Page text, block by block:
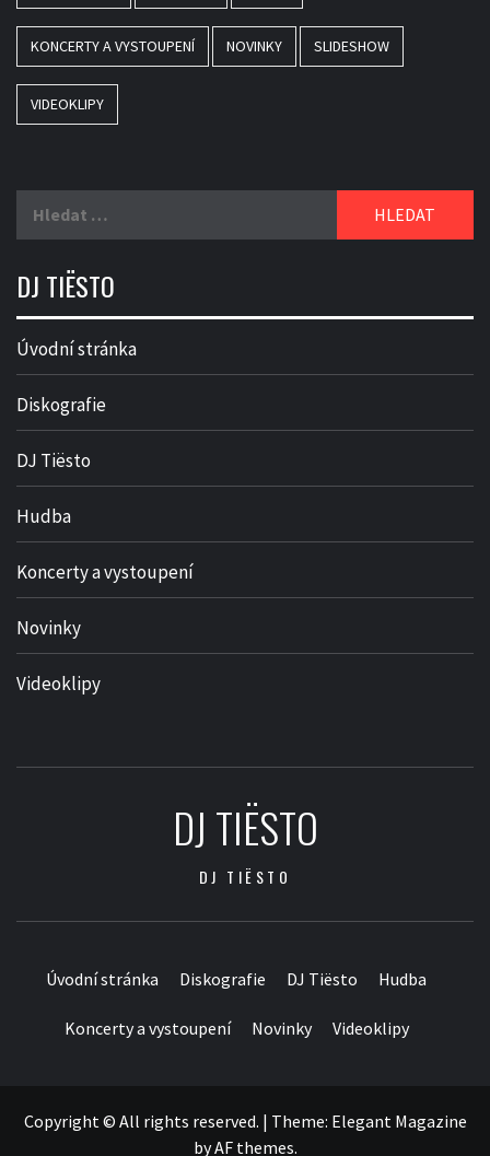
KONCERTY A VYSTOUPENÍ NOVINKY SLIDESHOW
VIDEOKLIPY
DJ TIËSTO
Úvodní stránka
Diskografie
DJ Tiësto
Hudba
Koncerty a vystoupení
Novinky
Videoklipy
DJ TIËSTO
DJ TIËSTO
Úvodní stránka Diskografie DJ Tiësto Hudba
Koncerty a vystoupení Novinky Videoklipy
Copyright © All rights reserved. | Theme: Elegant Magazine
byAF themes.